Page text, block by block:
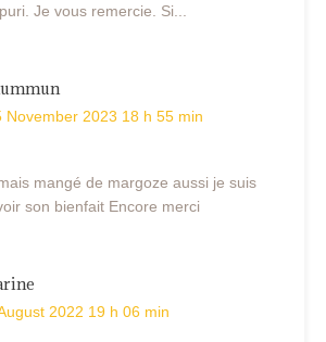
Je vous remercie. Si...
November 2023 18 h 55 min
mangé de margoze aussi je suis
son bienfait Encore merci
2022 19 h 06 min